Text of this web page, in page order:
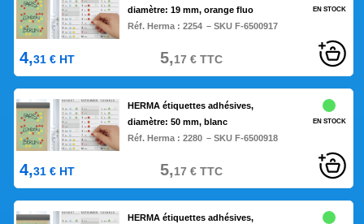
diamètre: 19 mm, orange fluo
Réf. Herma :2254 – SKU F-6500917
EN STOCK
4,31 € HT 5,17 €TTC
HERMA étiquettes adhésives,
diamètre: 50 mm, blanc
Réf. Herma :2280 – SKU F-6500918
EN STOCK
4,31 € HT 5,17 €TTC
HERMA étiquettes adhésives,